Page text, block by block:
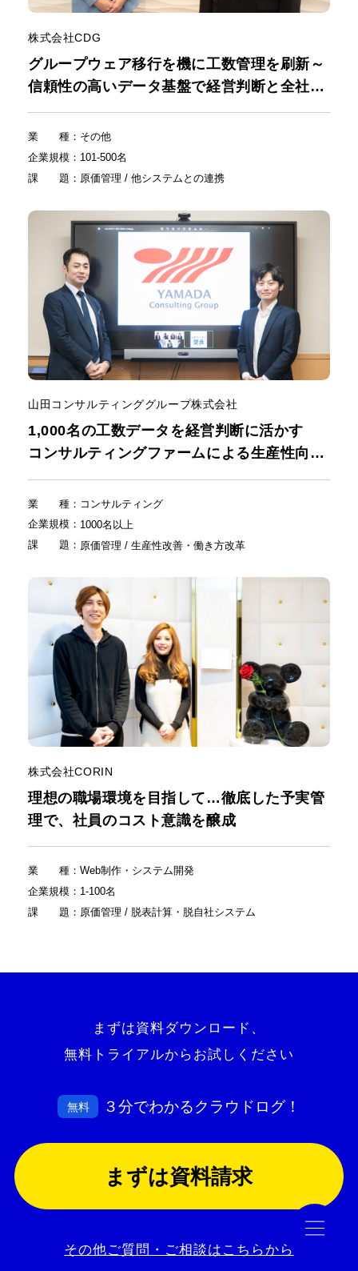
機能一覧
料金
お役立ち資料
クラウドログ PC管理
資料請求
株式会社CDG
グループウェア移行を機に工数管理を刷新～
信頼性の高いデータ基盤で経営判断と全社的
生産性向上へ～
業種 ： その他
企業規模 ： 101-500名
課題 ： 原価管理 / 他システムとの連携
山田コンサルティンググループ株式会社
1,000名の工数データを経営判断に活かす
コンサルティングファームによる生産性向上
と働き方改革の挑戦
業種 ： コンサルティング
企業規模 ： 1000名以上
課題 ： 原価管理 / 生産性改善・働き方改革
株式会社CORIN
理想の職場環境を目指して…徹底した予実管
理で、社員のコスト意識を醸成
業種 ：Web制作・システム開発
企業規模 ： 1-100名
課題 ： 原価管理 / 脱表計算・脱自社システム
まずは資料ダウンロード、
無料トライアルからお試しください
無料 ３分でわかるクラウドログ！
まずは資料請求
その他ご質問・ご相談はこちらから